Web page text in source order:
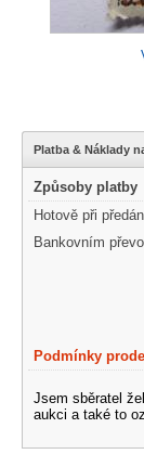
Platba & Náklady
Způsoby platby
Hotově při
Bankovním
Podmínky
Jsem sběratel
aukci a také to